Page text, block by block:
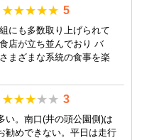
5
にも多数取り上げられて
店が立ち並んでおり バ
まざまな系統の食事を楽
3
い。南口(井の頭公園側)は
勧めできない。平日は走行